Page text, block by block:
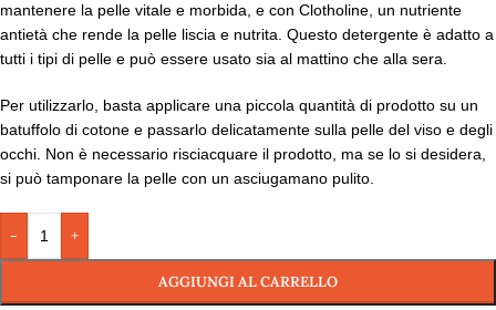
mantenere la pelle vitale e morbida, e con Clotholine, un nutriente
antietà che rende la pelle liscia e nutrita. Questo detergente è adatto a
tutti i tipi di pelle e può essere usato sia al mattino che alla sera.
Per utilizzarlo, basta applicare una piccola quantità di prodotto su un
batuffolo di cotone e passarlo delicatamente sulla pelle del viso e degli
occhi. Non è necessario risciacquare il prodotto, ma se lo si desidera,
si può tamponare la pelle con un asciugamano pulito.
- +
AGGIUNGI AL CARRELLO